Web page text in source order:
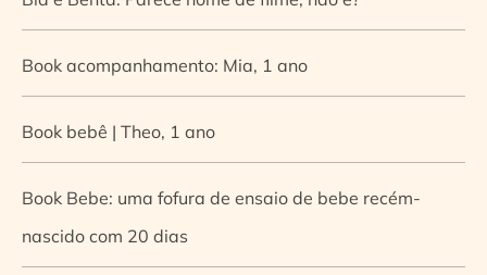
Book acompanhamento: Mia, 1 ano
Book bebê | Theo, 1 ano
Book Bebe: uma fofura de ensaio de bebe recém-
nascido com 20 dias